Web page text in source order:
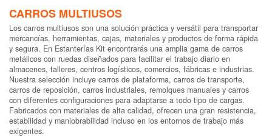
CARROS MULTIUSOS
Los carros multiusos son una solución práctica y versátil para transportar
mercancías, herramientas, cajas, materiales y productos de forma rápida
y segura. En Estanterías Kit encontrarás una amplia gama de carros
metálicos con ruedas diseñados para facilitar el trabajo diario en
almacenes, talleres, centros logísticos, comercios, fábricas e industrias.
Nuestra selección incluye carros de plataforma, carros de transporte,
carros de reposición, carros industriales, remolques manuales y carros
con diferentes configuraciones para adaptarse a todo tipo de cargas.
Fabricados con materiales de alta calidad, ofrecen una gran resistencia,
estabilidad y maniobrabilidad incluso en los entornos de trabajo más
exigentes.